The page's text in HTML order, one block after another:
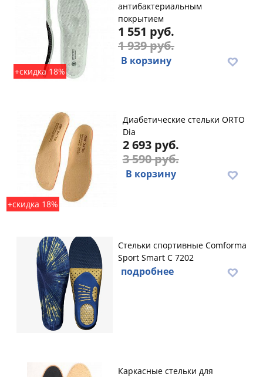
+скидка 18%
антибактериальным
покрытием
1 551 руб.
1 939 руб.
В корзину
+скидка 18%
Диабетические cтельки ORTO
Dia
2 693 руб.
3 590 руб.
В корзину
Стельки спортивные Comforma
Sport Smart С 7202
подробнее
Каркасные стельки для